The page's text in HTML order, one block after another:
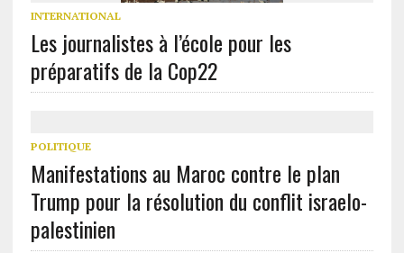
INTERNATIONAL
Les journalistes à l’école pour les
préparatifs de la Cop22
POLITIQUE
Manifestations au Maroc contre le plan
Trump pour la résolution du conflit israelo-
palestinien